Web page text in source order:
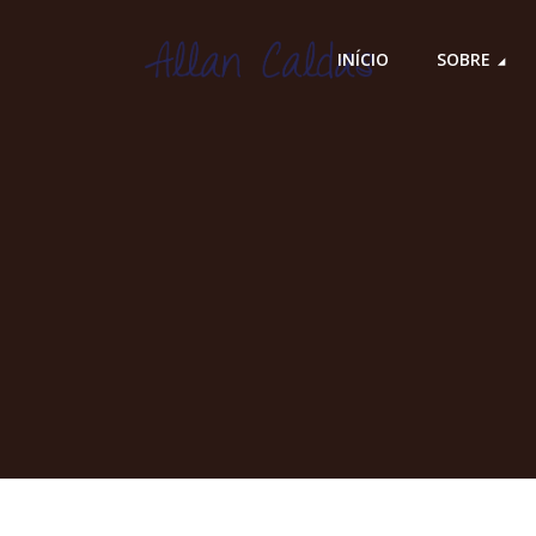
INÍCIO SOBRE